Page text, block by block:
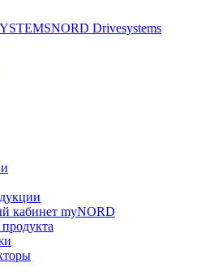
NORD Drivesystems
кабинет myNORD